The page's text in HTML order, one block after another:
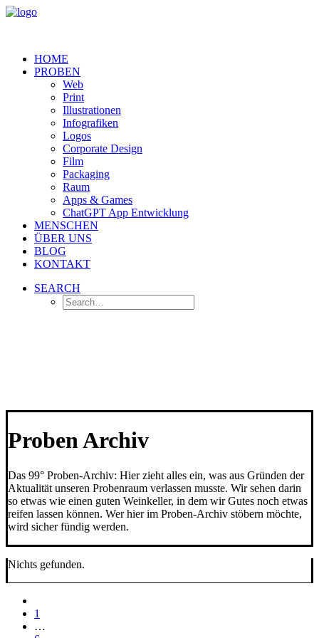
HOME
PROBEN
Web
Print
Illustrationen
Infografiken
Logos
Corporate Design
Film
Packaging
Raum
Apps & Games
ChatGPT App Entwicklung
MENSCHEN
ÜBER UNS
BLOG
KONTAKT
SEARCH
Proben Archiv
Das 99° Proben-Archiv: Hier zieht alles ein, was aus Gründen der
Aktualität unseren Probenraum verlassen musste. Wir sehen darin
so etwas wie einen guten Weinkeller, in dem wir Gutes noch etwas
reifen lassen können. Wer hier im Proben-Archiv stöbern möchte,
wird sicher fündig werden.
Nichts gefunden.
1
…